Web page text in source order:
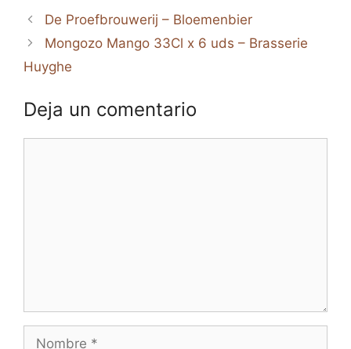
De Proefbrouwerij – Bloemenbier
Mongozo Mango 33Cl x 6 uds – Brasserie
Huyghe
Deja un comentario